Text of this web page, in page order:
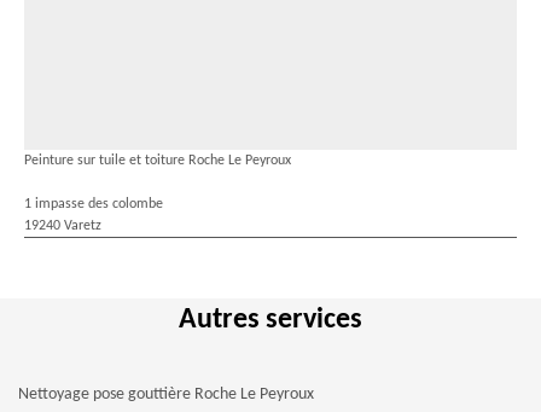
Peinture sur tuile et toiture Roche Le Peyroux
1 impasse des colombe
19240 Varetz
Autres services
Nettoyage pose gouttière Roche Le Peyroux